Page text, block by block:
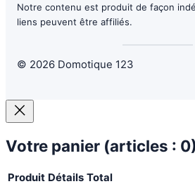
Notre contenu est produit de façon
liens peuvent être affiliés.
© 2026 Domotique 123
Votre panier (articles : 0)
Produit Détails Total